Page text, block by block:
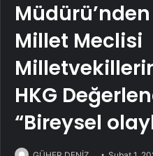
Millet Meclisi
HKG
“Bireysel